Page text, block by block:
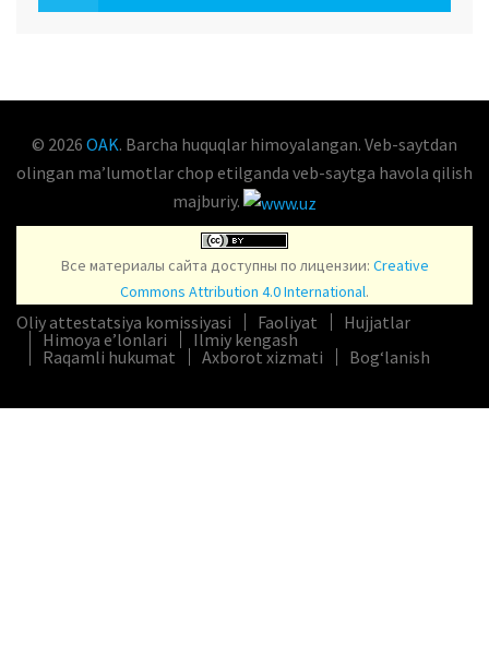
© 2026 OAK. Barcha huquqlar himoyalangan. Veb-saytdan
olingan maʼlumotlar chop etilganda veb-saytga havola qilish
majburiy.
Все материалы сайта доступны по лицензии: Creative
Commons Attribution 4.0 International.
Oliy attestatsiya komissiyasi Faoliyat
Hujjatlar
Himoya e’lonlari
Ilmiy kengash
Raqamli hukumat
Axborot xizmati Bog‘lanish